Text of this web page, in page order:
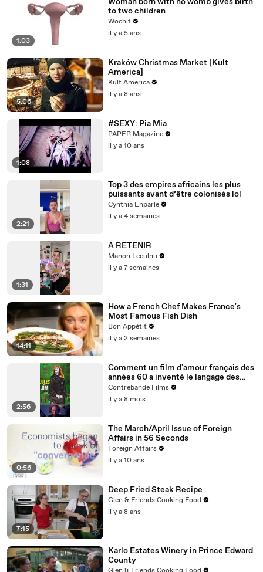
1:03
to two children
Wochit
il y a 5 ans
5:06
Kraków Christmas Market [Kult
America]
Kult America
il y a 8 ans
1:08
#SEXY: Pia Mia
PAPER Magazine
il y a 10 ans
2:21
Top 3 des empires africains les plus
puissants avant d’être colonisés lol
Cynthia Enparle
il y a 4 semaines
1:31
A RETENIR
Manon Leculnu
il y a 7 semaines
14:11
How a French Chef Makes France's
Most Famous Fish Dish
Bon Appétit
il y a 2 semaines
2:56
Comment un film d'amour français des
années 60 a inventé le langage des
films de gangsters modernes (Jules et
Jim)
Contrebande Films
il y a 8 mois
0:56
The March/April Issue of Foreign
Affairs in 56 Seconds
Foreign Affairs
il y a 10 ans
7:15
Deep Fried Steak Recipe
Glen & Friends Cooking Food
il y a 8 ans
Karlo Estates Winery in Prince Edward
County